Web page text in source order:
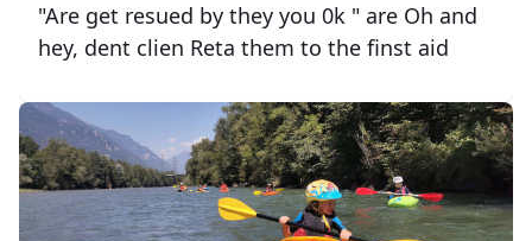
"Are get resued by they you 0k " are Oh and
hey, dent clien Reta them to the finst aid